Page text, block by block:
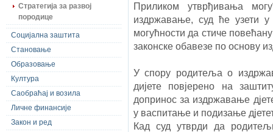
Приликом утврђивања
издржавање, суд ће узети
могућности да стиче
законске обавезе по основу
У спору родитеља о
дијете повјерено на
допринос за издржавање
у васпитање и подизање
Кад суд утврди да
Стратегија за развој
породице
Социјална заштита
Становање
Образовање
Култура
Саобраћај и возила
Личне финансије
Закон и ред